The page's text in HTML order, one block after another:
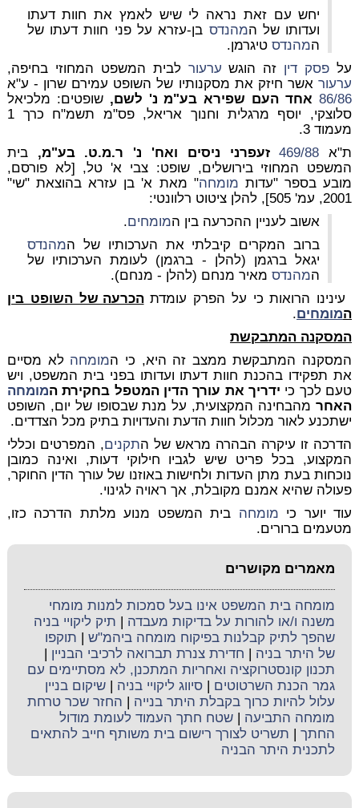
יחש עם זאת נראה לי שיש לאמץ את חוות דעתו
ועדותו של המהנדס בן-עזרא על פני חוות דעתו של
המהנדסטיגרמן.
על פסק דין זה הוגש ערעור לבית המשפט המחוזי בחיפה,
ערעוראשר חיזק את מסקנותיו של השופט עמירם שרון - ע"א
86/86 אחד העם שפירא בע"מ נ' לשם,שופטים: מלכיאל
סלוצקי, יוסף מרגלית וחנוך אריאל, פס"מ תשמ"ח כרך 1
מעמוד 3.
ת"א 469/88 זעפרני ניסים ואח' נ' ר.מ.ט. בע"מ,בית
המשפט המחוזי בירושלים, שופט: צבי א' טל, [לא פורסם,
מובע בספר "עדות מומחה" מאת א' בן עזרא בהוצאת "שי"
2001, עמ' 505], להלן ציטוט רלוונטי:
אשוב לעניין ההכרעה בין המומחים.
ברוב המקרים קיבלתי את הערכותיו של המהנדס
יגאל ברגמן (להלן - ברגמן) לעומת הערכותיו של
המהנדסמאיר מנחם (להלן - מנחם).
עינינו הרואות כי על הפרק עומדתהכרעה של השופט בין
המומחים.
המסקנה המתבקשת
המסקנה המתבקשת ממצב זה היא, כי המומחה לא מסיים
את תפקידו בהכנת חוות דעתו ועדותו בפני בית המשפט, ויש
טעם לכך כי ידריך את עורך הדין המטפל בחקירת המומחה
האחרמהבחינה המקצועית, על מנת שבסופו של יום, השופט
ישתכנע לאור מכלול חוות הדעת והעדויות בתיק מכל הצדדים.
הדרכה זו עיקרה הבהרה מראש של התקנים, המפרטים וכללי
המקצוע, בכל פריט שיש לגביו חילוקי דעות, ואינה כמובן
נוכחות בעת מתן העדות ולחישות באוזנו של עורך הדין החוקר,
פעולה שהיא אמנם מקובלת, אך ראויה לגינוי.
עוד יוער כי מומחה בית המשפט מנוע מלתת הדרכה כזו,
מטעמים ברורים.
מאמרים מקושרים
מומחה בית המשפט אינו בעל סמכות למנות מומחי
משנה ו/או להורות על בדיקות מעבדה
תיק ליקויי בניה
שהפך לתיק קבלנות בפיקוח מומחה ביהמ"ש
תוקפו
של היתר בניה
חדירת צנרת תברואה לרכיבי הבניין
תכנון קונסטרוקציה ואחריות המתכנן, לא מסתיימים עם
גמר הכנת השרטוטים |סיווג ליקויי בניה |שיקום בניין
עלול להיות כרוך בקבלת היתר בנייה
החזר שכר טרחת
מומחה התביעה |שטח חתך העמוד לעומת מודול
החתך
תשריט לצורך רישום בית משותף חייב להתאים
לתכנית היתר הבניה